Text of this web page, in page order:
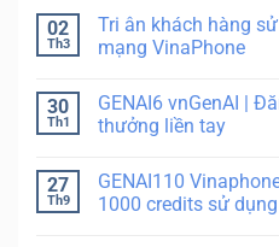
02
Th3
Tri ân khách hàng
mạng VinaPhone
30
Th1
GENAI6 vnGenAI |
thưởng liền tay
27
Th9
GENAI110
1000 credits sử